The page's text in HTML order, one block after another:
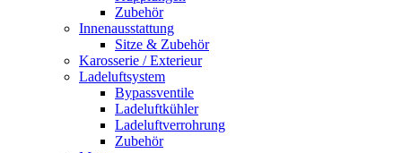
Zubehör
Innenausstattung
Sitze & Zubehör
Karosserie / Exterieur
Ladeluftsystem
Bypassventile
Ladeluftkühler
Ladeluftverrohrung
Zubehör